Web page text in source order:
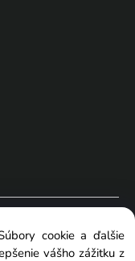
cookie a ďalšie
vášho zážitku z